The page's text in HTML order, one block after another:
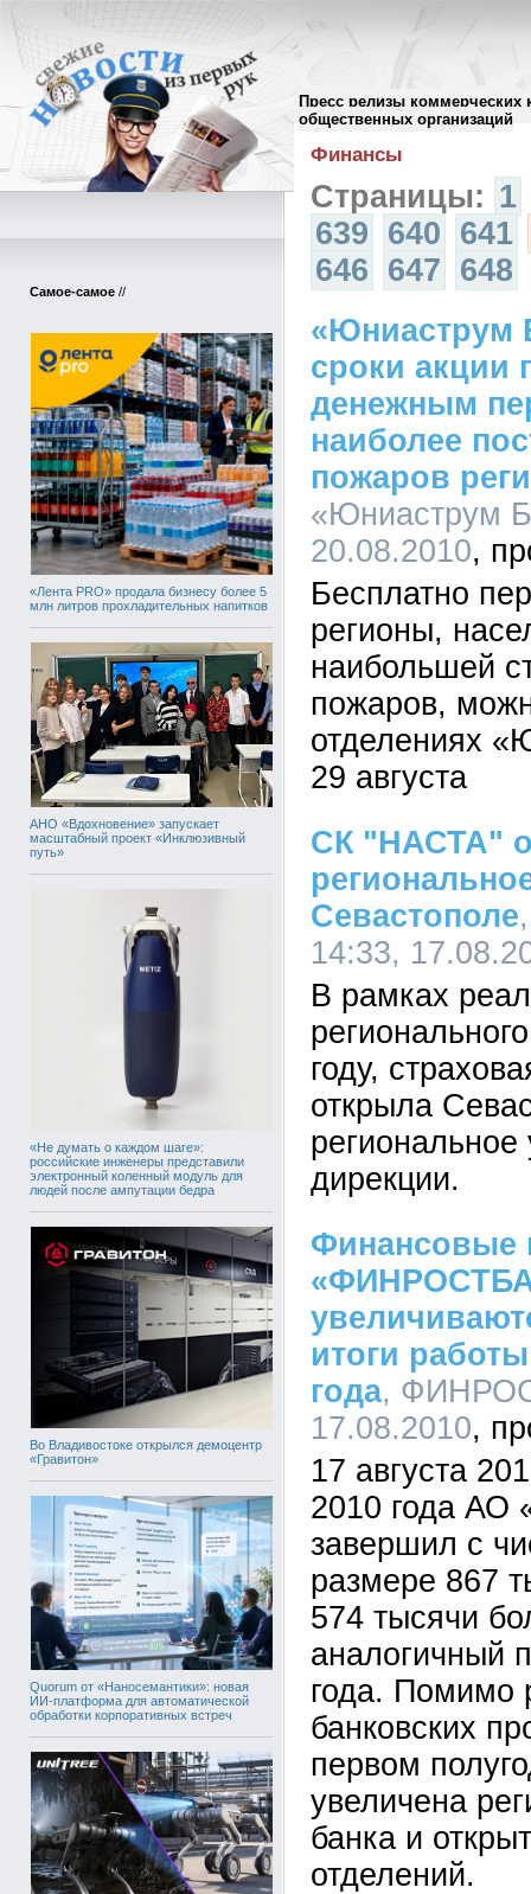
Пресс релизы коммерческих
общественных организаций
Самое-самое //
«Лента PRO» продала бизнесу более 5
млн литров прохладительных напитков
АНО «Вдохновение» запускает
масштабный проект «Инклюзивный
путь»
«Не думать о каждом шаге»:
российские инженеры представили
электронный коленный модуль для
людей после ампутации бедра
Во Владивостоке открылся демоцентр
«Гравитон»
Quorum от «Наносемантики»: новая
ИИ-платформа для автоматической
обработки корпоративных встреч
Архив пресс-релизов//
Финансы
Страницы: 1
639 640 641
646 647 648
«Юниаструм
сроки акции
денежным
наиболее
пожаров
«Юниаструм
20.08.2010
Бесплатно
регионы,
наибольшей
пожаров,
отделениях
29 августа
СК "НАСТА"
Севастополе
14:33,
В рамках
году,
открыла
дирекции.
Финансовые
итоги
года,
17.08.2010
17 августа
2010 года
завершил с
размере 867
574 тысячи
аналогичный
года. Помимо
банковских
первом
увеличена
банка и
отделений.